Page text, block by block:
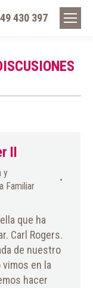
430 397
II
y
Familiar
que ha
Carl Rogers.
de nuestro
en la
hacer